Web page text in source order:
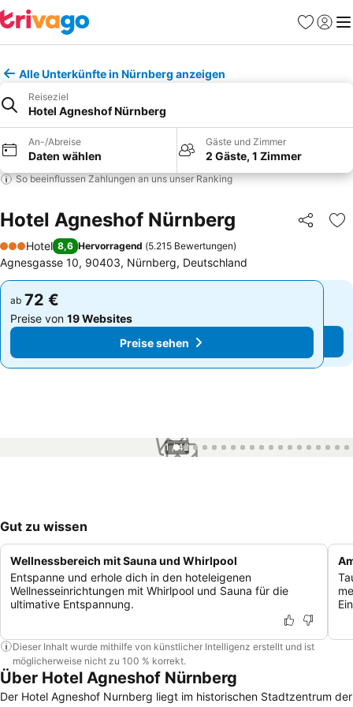
Favoriten
Alle Unterkünfte in Nürnberg anzeigen
Reiseziel
Hotel Agneshof Nürnberg
An-/Abreise
Daten wählen
Gäste und Zimmer
2 Gäste, 1 Zimmer
So beeinflussen Zahlungen an uns unser Ranking
Hotel Agneshof Nürnberg Teilen
3 Sterne
Hotel 8,6 Hervorragend (5.215 Bewertungen)
Agnesgasse 10, 90403, Nürnberg, Deutschland
ab 72 €
Preise von 19 Websites
Preise sehen
ab 72 €
Preise von 19 Websites
Preise sehen
1 / 42
Gut zu wissen
Wellnessbereich mit Sauna und Whirlpool
Entspanne und erhole dich in den hoteleigenen
Wellnesseinrichtungen mit Whirlpool und Sauna für die
ultimative Entspannung.
Dieser Inhalt wurde mithilfe von künstlicher Intelligenz erstellt und ist
möglicherweise nicht zu 100 % korrekt.
Über Hotel Agneshof Nürnberg
Der Hotel Agneshof Nurnberg liegt im historischen Stadtzentrum der